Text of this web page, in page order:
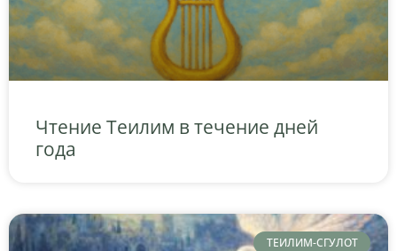
Чтение Теилим в течение дней
года
ТЕИЛИМ-СГУЛОТ